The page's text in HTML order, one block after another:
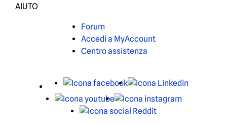
AIUTO
Forum
Accedi a MyAccount
Centro assistenza
X Facebook
LinkedIn
Youtube
Instagram
Reddit